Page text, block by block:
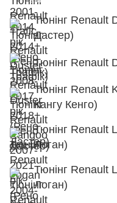
Тюнінг Renault
Дастер)
Тюнінг Renault
Тюнінг Renault
Кангу Кенго)
Тюнінг Renault
Логан)
Тюнінг Renault
Логан)